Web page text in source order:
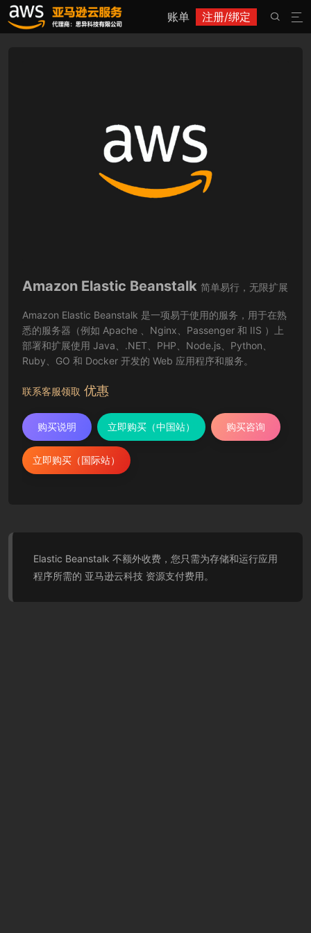
账单 注册/绑定 

Amazon Elastic Beanstalk 简单易行，无限扩展
Amazon Elastic Beanstalk 是一项易于使用的服务，用于在熟
悉的服务器（例如 Apache 、Nginx、Passenger 和 IIS ）上
部署和扩展使用 Java、.NET、PHP、Node.js、Python、
Ruby、GO 和 Docker 开发的 Web 应用程序和服务。
联系客服领取 优惠
购买说明 立即购买（中国站） 购买咨询
立即购买（国际站）
Elastic Beanstalk 不额外收费，您只需为存储和运行应用
程序所需的 亚马逊云科技 资源支付费用。